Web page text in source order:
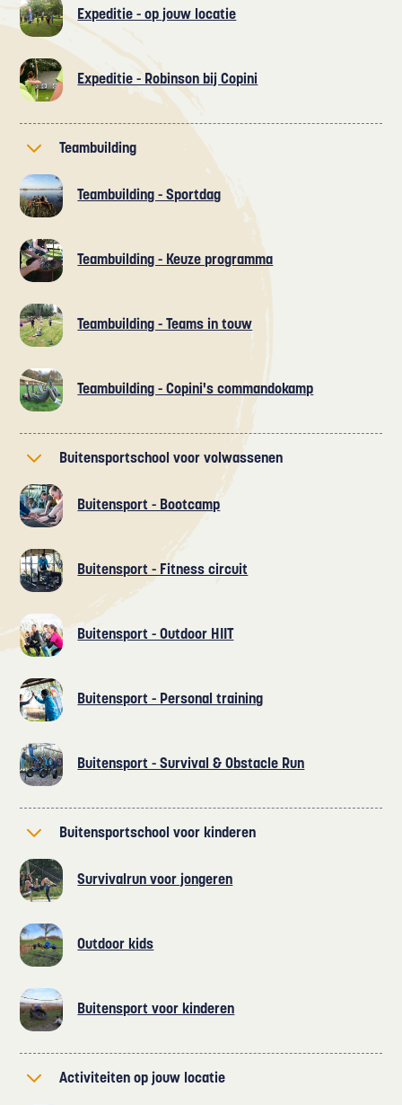
Expeditie - op jouw locatie
Expeditie - Robinson bij Copini
Teambuilding
Teambuilding - Sportdag
Teambuilding - Keuze programma
Teambuilding - Teams in touw
Teambuilding - Copini's commandokamp
Buitensportschool voor volwassenen
Buitensport - Bootcamp
Buitensport - Fitness circuit
Buitensport - Outdoor HIIT
Buitensport - Personal training
Buitensport - Survival & Obstacle Run
Buitensportschool voor kinderen
Survivalrun voor jongeren
Outdoor kids
Buitensport voor kinderen
Activiteiten op jouw locatie